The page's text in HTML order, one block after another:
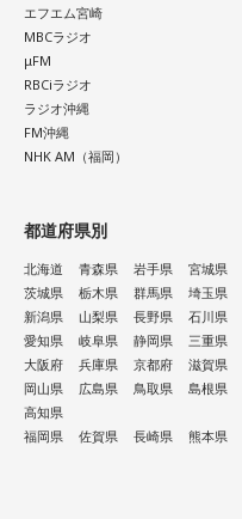
エフエム宮崎
MBCラジオ
μFM
RBCiラジオ
ラジオ沖縄
FM沖縄
NHK AM（福岡）
都道府県別
北海道 青森県 岩手県 宮城県
茨城県
栃木県 群馬県 埼玉県
新潟県
山梨県 長野県 石川県
愛知県
岐阜県 静岡県
三重県
大阪府
兵庫県 京都府 滋賀県
岡山県
広島県 鳥取県 島根県
高知県
福岡県
佐賀県 長崎県 熊本県